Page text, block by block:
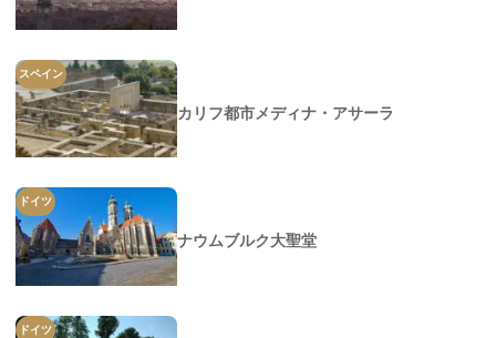
スペイン
カリフ都市メディナ・アサーラ
ドイツ
ナウムブルク大聖堂
ドイツ